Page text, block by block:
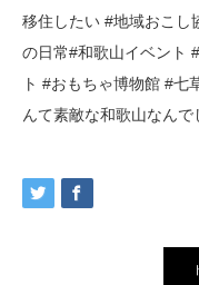
移住したい #地域おこし
の日常#和歌山イベント
ト #おもちゃ博物館 #七
んて素敵な和歌山なんで